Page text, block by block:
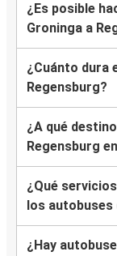
¿Es posible
Groninga a
¿Cuánto dura
Regensburg?
¿A qué
Regensburg
¿Qué
los autobuses
¿Hay